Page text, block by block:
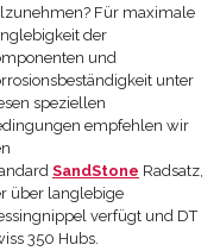
Für maximale
der
und
unter
speziellen
empfehlen wir
SandStone Radsatz,
über langlebige
verfügt und DT
350 Hubs.